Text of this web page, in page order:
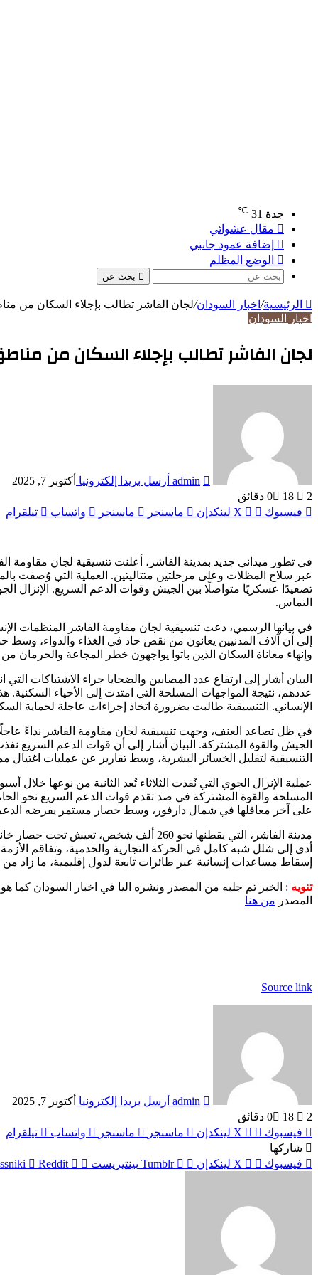
جدة 31
℃
مقال عشوائي
إضافة عمود جانبي
الوضع المظلم
بحث عن
الرئيسية/ اخبار السودان/لجان الفاشر تطالب بإجلاء السكان من
اخبار السودان
لجان الفاشر تطالب بإجلاء السكان من
admin أرسل بريدا إلكترونيا أكتوبر 7, 2025
0
18
2 دقائق
فيسبوك
‫X لينكدإن ماسنجر ماسنجر واتساب تيلقرام
عبر سلاح المظلات وعلى مرحلتين متتاليتين. العملية التي وُصفت
تصعيدًا عسكريًا متواصلًا بين الجيش وقوات الدعم السريع.
التماس.
في بيانها الرسمي، دعت تنسيقية لجان مقاومة الفاشر المنظمات
إلى أن آلاف المدنيين يعانون من نقص حاد في الغذاء والدواء،
وإنهاء معاناة السكان الذين باتوا يواجهون خطر المجاعة والحرمان
عددهم، نتيجة المواجهات المسلحة التي امتدت إلى الأحياء
الإنساني. التنسيقية طالبت بضرورة اتخاذ إجراءات عاجلة لحماية
في ظل تصاعد العنف، وجهت تنسيقية لجان مقاومة الفاشر نداءً
الجيش والقوة المشتركة. البيان أشار إلى أن قوات الدعم السريع
التنسيقية لتقليل الخسائر البشرية، وسط تقارير عن عمليات
عملية الإنزال الجوي التي نُفذت الثلاثاء تُعد الثانية من نوعها
المسلحة والقوة المشتركة في صد تقدم قوات الدعم السريع نحو
على آخر معاقلها في شمال دارفور، وسط حصار مستمر يفرضه الدعم
أدى إلى شلل شبه كامل في الحركة التجارية والخدمية، وتفاقم
إسقاط مساعدات إنسانية عبر طائرات تابعة لدول إقليمية، ما
تنويه : الخبر تم جلبه من المصدر ونشره اليا في اخبار السودان كما
المصدر من هنا
Source link
admin أرسل بريدا إلكترونيا أكتوبر 7, 2025
0
18
2 دقائق
فيسبوك
‫X لينكدإن ماسنجر ماسنجر واتساب
تيلقرام
شاركها
فيسبوك
‫X لينكدإن بينتيريست